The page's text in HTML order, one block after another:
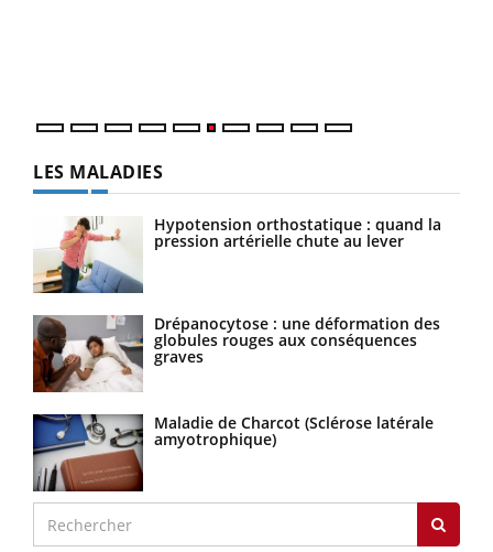
LES MALADIES
Hypotension orthostatique : quand la
pression artérielle chute au lever
Drépanocytose : une déformation des
globules rouges aux conséquences
graves
Maladie de Charcot (Sclérose latérale
amyotrophique)